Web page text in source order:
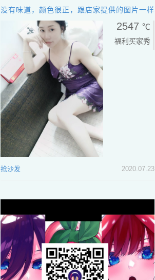
没有味道，颜色很正，跟店家提供的图片一样
2547 ℃
福利买家秀
2020.07.23
抢沙发